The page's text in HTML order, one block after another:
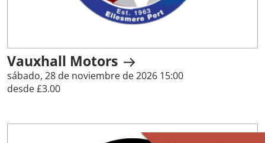
Vauxhall Motors
sábado, 28 de noviembre de 2026 15:00
desde £3.00